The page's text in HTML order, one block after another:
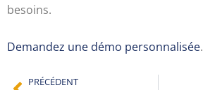
besoins.
Demandez une démo personnalisée.
PRÉCÉDENT